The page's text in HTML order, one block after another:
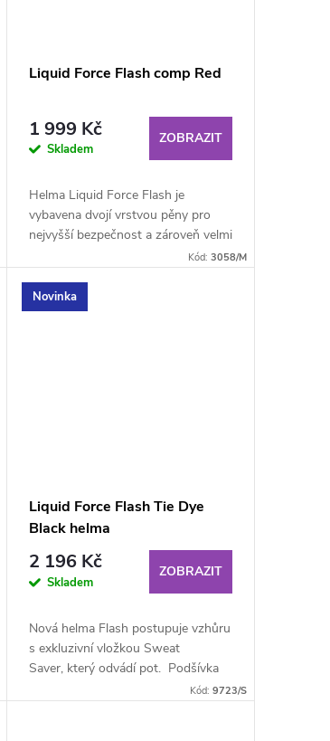
Liquid Force Flash comp Red
1 999 Kč
Skladem
ZOBRAZIT
Helma Liquid Force Flash je
vybavena dvojí vrstvou pěny pro
nejvyšší bezpečnost a zároveň velmi
příjemnou vnitří vystýlkou tak, aby
Kód: 3058/M
Novinka
Liquid Force Flash Tie Dye
Black helma
2 196 Kč
Skladem
ZOBRAZIT
Nová helma Flash postupuje vzhůru
s exkluzivní vložkou Sweat
Saver, který odvádí pot. Podšívka
Sweat Savcer se skládá z kvalitní
Kód: 9723/S